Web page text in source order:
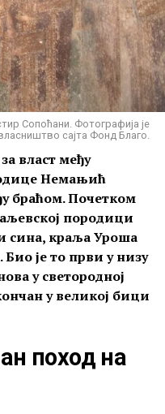
Сопоћани. Фотографија је
сајта Фонд Благо.
власт међу
Немањић
браћом. Почетком
породици
сина, краља Уроша
је то први у низу
у светородној
у великој бици
поход на